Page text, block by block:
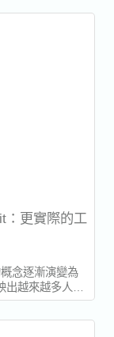
：更實際的工
念逐漸演變為
越來越多人認
實，也未必適合
Fit...